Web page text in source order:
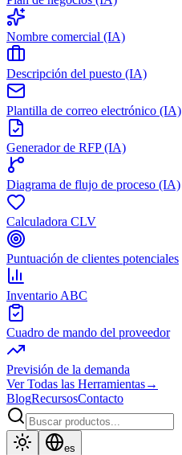
Nombre comercial (IA)
Descripción del puesto (IA)
Plantilla de correo electrónico (IA)
Generador de RFP (IA)
Diagrama de flujo de proceso (IA)
Calculadora CLV
Puntuación de clientes potenciales
Inventario ABC
Cuadro de mando del proveedor
Previsión de la demanda
Ver Todas las Herramientas→
BlogRecursosContacto
es